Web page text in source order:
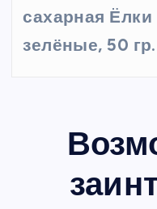
сахарная Ёлки
зелёные, 50 гр.